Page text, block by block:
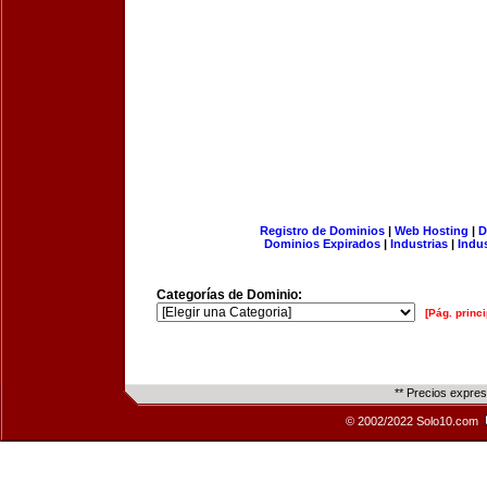
Registro de Dominios| Web Hosting |
Dominios Expirados | Industrias |
Categorías de Dominio:
[Pág.
** Precios
© 2002/2022 Solo10.com